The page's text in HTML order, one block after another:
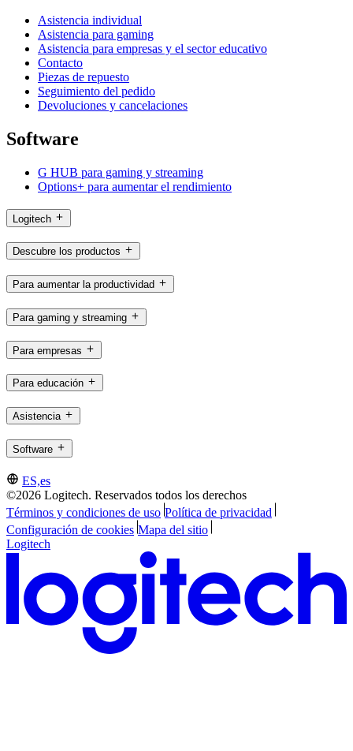
Asistencia individual
Asistencia para gaming
Asistencia para empresas y el sector educativo
Contacto
Piezas de repuesto
Seguimiento del pedido
Devoluciones y cancelaciones
Software
G HUB para gaming y streaming
Options+ para aumentar el rendimiento
Logitech
Descubre los productos
Para aumentar la productividad
Para gaming y streaming
Para empresas
Para educación
Asistencia
Software
ES,es
©2026 Logitech. Reservados todos los derechos
Términos y condiciones de uso Política de privacidad
Configuración de cookies Mapa del sitio
Logitech